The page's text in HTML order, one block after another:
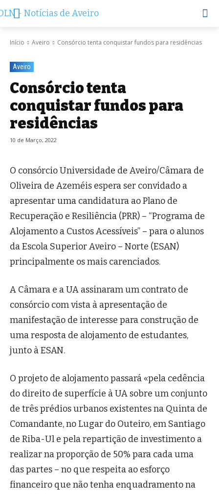
Início Aveiro Consórcio tenta conquistar fundos para residências
Aveiro
Consórcio tenta
conquistar fundos para
residências
10 de Março, 2022
O consórcio Universidade de Aveiro/Câmara de
Oliveira de Azeméis espera ser convidado a
apresentar uma candidatura ao Plano de
Recuperação e Resiliência (PRR) – “Programa de
Alojamento a Custos Acessíveis” – para o alunos
da Escola Superior Aveiro – Norte (ESAN)
principalmente os mais carenciados.
A Câmara e a UA assinaram um contrato de
consórcio com vista à apresentação de
manifestação de interesse para construção de
uma resposta de alojamento de estudantes,
junto à ESAN.
O projeto de alojamento passará «pela cedência
do direito de superfície à UA sobre um conjunto
de três prédios urbanos existentes na Quinta de
Comandante, no Lugar do Outeiro, em Santiago
de Riba-Ul e pela repartição de investimento a
realizar na proporção de 50% para cada uma
das partes – no que respeita ao esforço
financeiro que não tenha enquadramento na